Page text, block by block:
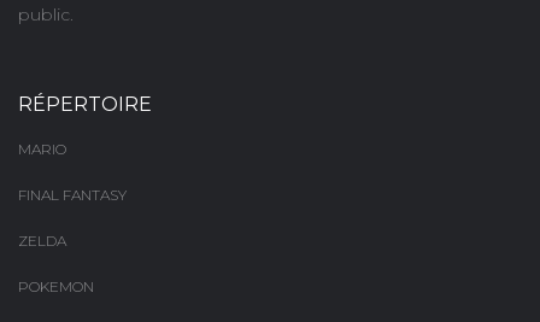
public.
RÉPERTOIRE
MARIO
FINAL FANTASY
ZELDA
POKEMON